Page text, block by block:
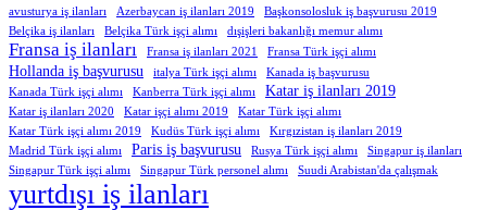
avusturya iş ilanları Azerbaycan iş ilanları 2019
Başkonsolosluk iş başvurusu 2019
Belçika iş ilanları
Belçika Türk işçi alımı dışişleri bakanlığı memur alımı
Fransa iş ilanları Fransa iş ilanları 2021 Fransa Türk işçi alımı
Hollanda iş başvurusu italya Türk işçi alımı
Kanada iş başvurusu
Kanada Türk işçi alımı
Kanberra Türk işçi alımı Katar iş ilanları 2019
Katar iş ilanları 2020 Katar işçi alımı 2019
Katar Türk işçi alımı
Katar Türk işçi alımı 2019
Kudüs Türk işçi alımı
Kırgızistan iş ilanları 2019
Madrid Türk işçi alımı
Paris iş başvurusu Rusya Türk işçi alımı
Singapur iş ilanları
Singapur Türk işçi alımı
Singapur Türk personel alımı Suudi Arabistan'da çalışmak
yurtdışı iş ilanları